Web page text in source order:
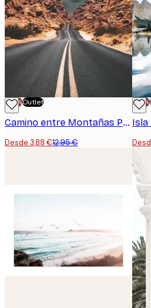
-70%Outlet
Camino entre Montañas Póster
Desde 3,88 €12,95 €
-70%
Isla